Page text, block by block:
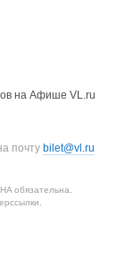
на Афише VL.ru
почту bilet@vl.ru
обязательна.